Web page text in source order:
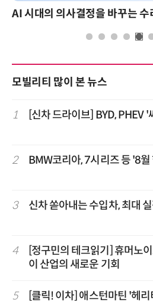
모빌리티 많이 본 뉴스
1 [신차 드라이브] BYD, PHEV
2 BMW코리아, 7시리즈 등 '8월
3 신차 쏟아내는 수입차, 최대
4
[정구민의 테크읽기] 휴머노
이 산업의 새로운 기회
5 [클릭! 이차] 애스턴마틴 '헤